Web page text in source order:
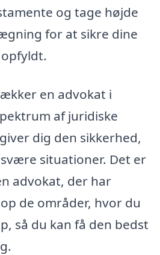
og tage højde
for at sikre dine
en advokat i
af juridiske
dig den sikkerhed,
situationer. Det er
advokat, der har
de områder, hvor du
så du kan få den bedst